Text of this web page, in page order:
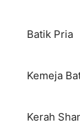
Batik Pria
Kemeja
Kerah